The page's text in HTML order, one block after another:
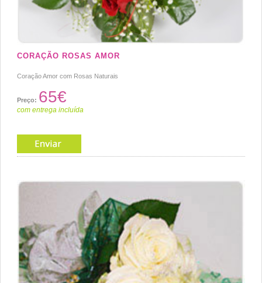
CORAÇÃO ROSAS AMOR
Coração Amor com Rosas Naturais
Preço: 65€
com entrega incluída